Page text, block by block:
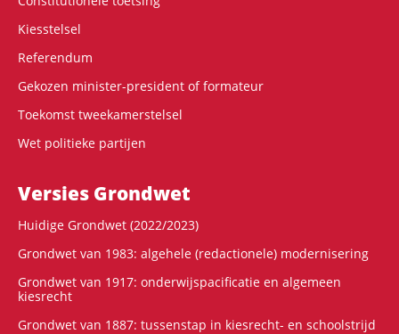
Kiesstelsel
Referendum
Gekozen minister-president of formateur
Toekomst tweekamerstelsel
Wet politieke partijen
Versies Grondwet
Huidige Grondwet (2022/2023)
Grondwet van 1983: algehele (redactionele) modernisering
Grondwet van 1917: onderwijspacificatie en algemeen
kiesrecht
Grondwet van 1887: tussenstap in kiesrecht- en schoolstrijd